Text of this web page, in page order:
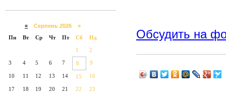
« Серпень 2026 »
Пн
Вт Ср Чт Пт Сб Нд
1 2
3 4 5 6 7 8 9
10 11 12 13 14 15 16
17 18 19 20 21 22 23
Обсудить на